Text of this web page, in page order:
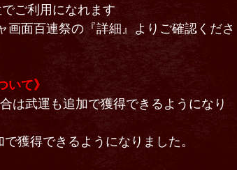
ご利用になれます
面百連祭の『詳細』よりご確認くださ
て》
は武運も追加で獲得できるようになり
獲得できるようになりました。